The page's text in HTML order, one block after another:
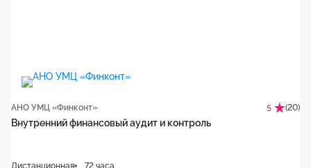
АНО УМЦ «Финконт» 5 (20)
Внутренний финансовый аудит и контроль
Дистанционная
72 часа